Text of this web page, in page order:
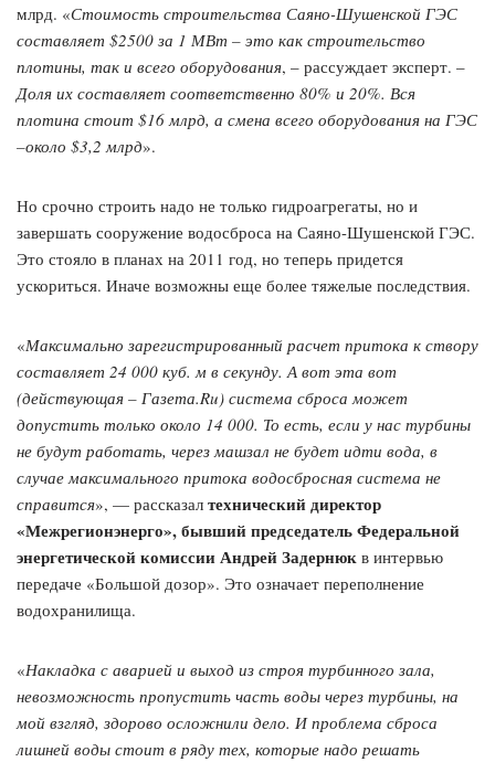
млрд. «Стоимость строительства Саяно-Шушенской ГЭС
составляет $2500 за 1 МВт – это как строительство
плотины, так и всего оборудования, – рассуждает эксперт. –
Доля их составляет соответственно 80% и 20%. Вся
плотина стоит $16 млрд, а смена всего оборудования на ГЭС
–около $3,2 млрд».
Но срочно строить надо не только гидроагрегаты, но и
завершать сооружение водосброса на Саяно-Шушенской ГЭС.
Это стояло в планах на 2011 год, но теперь придется
ускориться. Иначе возможны еще более тяжелые последствия.
«Максимально зарегистрированный расчет притока к створу
составляет 24 000 куб. м в секунду. А вот эта вот
(действующая – Газета.Ru) система сброса может
допустить только около 14 000. То есть, если у нас турбины
не будут работать, через машзал не будет идти вода, в
случае максимального притока водосбросная система не
справится», — рассказал технический директор
«Межрегионэнерго», бывший председатель Федеральной
энергетической комиссии Андрей Задернюк в интервью
передаче «Большой дозор». Это означает переполнение
водохранилища.
«Накладка с аварией и выход из строя турбинного зала,
невозможность пропустить часть воды через турбины, на
мой взгляд, здорово осложнили дело. И проблема сброса
лишней воды стоит в ряду тех, которые надо решать